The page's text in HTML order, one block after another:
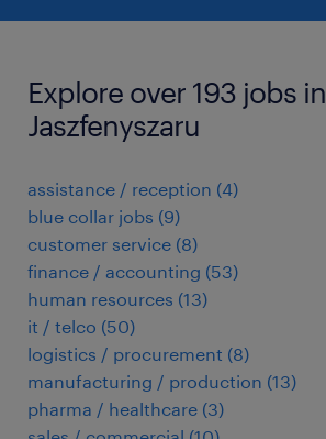
Explore over 193 jobs in
Jaszfenyszaru
assistance / reception (4)
blue collar jobs (9)
customer service (8)
finance / accounting (53)
human resources (13)
it / telco (50)
logistics / procurement (8)
manufacturing / production (13)
pharma / healthcare (3)